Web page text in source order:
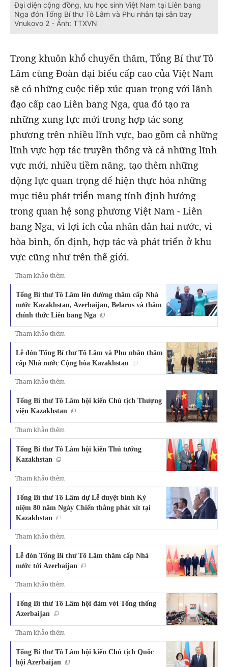
Đại diện cộng đồng, lưu học sinh Việt Nam tại Liên bang
Nga đón Tổng Bí thư Tô Lâm và Phu nhân tại sân bay
Vnukovo 2 - Ảnh: TTXVN
Trong khuôn khổ chuyến thăm, Tổng Bí thư Tô
Lâm cùng Đoàn đại biểu cấp cao của Việt Nam
sẽ có những cuộc tiếp xúc quan trọng với lãnh
đạo cấp cao Liên bang Nga, qua đó tạo ra
những xung lực mới trong hợp tác song
phương trên nhiều lĩnh vực, bao gồm cả những
lĩnh vực hợp tác truyền thống và cả những lĩnh
vực mới, nhiều tiềm năng, tạo thêm những
động lực quan trọng để hiện thực hóa những
mục tiêu phát triển mang tính định hướng
trong quan hệ song phương Việt Nam - Liên
bang Nga, vì lợi ích của nhân dân hai nước, vì
hòa bình, ổn định, hợp tác và phát triển ở khu
vực cũng như trên thế giới.
Tham khảo thêm
Tổng Bí thư Tô Lâm lên đường thăm cấp Nhà
nước Kazakhstan, Azerbaijan, Belarus và thăm
chính thức Liên bang Nga
Tham khảo thêm
Lễ đón Tổng Bí thư Tô Lâm và Phu nhân thăm
cấp Nhà nước Cộng hòa Kazakhstan
Tham khảo thêm
Tổng Bí thư Tô Lâm hội kiến Chủ tịch Thượng
viện Kazakhstan
Tham khảo thêm
Tổng Bí thư Tô Lâm hội kiến Thủ tướng
Kazakhstan
Tham khảo thêm
Tổng Bí thư Tô Lâm dự Lễ duyệt binh Kỷ
niệm 80 năm Ngày Chiến thắng phát xít tại
Kazakhstan
Tham khảo thêm
Lễ đón Tổng Bí thư Tô Lâm thăm cấp Nhà
nước tới Azerbaijan
Tham khảo thêm
Tổng Bí thư Tô Lâm hội đàm với Tổng thống
Azerbaijan
Tham khảo thêm
Tổng Bí thư Tô Lâm hội kiến Chủ tịch Quốc
hội Azerbaijan